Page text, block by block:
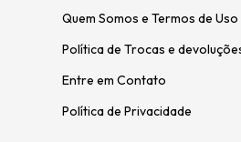
Quem Somos e Termos de Uso
Política de Trocas e
Entre em Contato
Política de Privacidade